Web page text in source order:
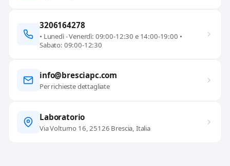
3206164278
• Lunedì - Venerdì: 09:00-12:30 e 14:00-19:00 •
Sabato: 09:00-12:30
info@bresciapc.com
Per richieste dettagliate
Laboratorio
Via Volturno 16, 25126 Brescia, Italia